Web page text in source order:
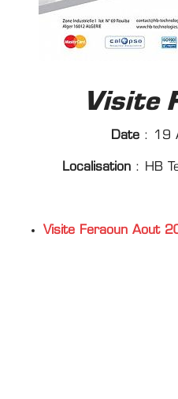
Visite
Date: 19
Localisation : HB
Visite Feraoun Aout